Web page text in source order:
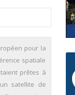
pour la
spatiale
prêtes à
satellite de